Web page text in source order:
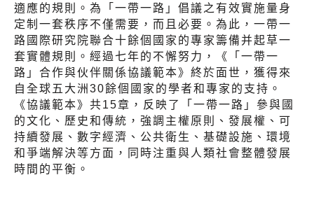
適應的規則。為「一帶一路」倡議之有效實施量身
定制一套秩序不僅需要，而且必要。為此，一帶一
路國際研究院聯合十餘個國家的專家籌備并起草一
套實體規則。經過七年的不懈努力，《「一帶一
路」合作與伙伴關係協議範本》終於面世，獲得來
自全球五大洲30餘個國家的學者和專家的支持。
《協議範本》共15章，反映了「一帶一路」參與國
的文化、歷史和傳統，強調主權原則、發展權、可
持續發展、數字經濟、公共衛生、基礎設施、環境
和爭端解決等方面，同時注重與人類社會整體發展
時間的平衡。